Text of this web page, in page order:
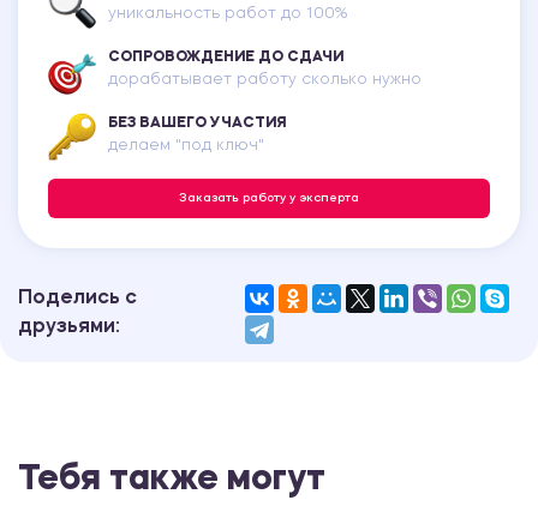
уникальность работ до 100%
СОПРОВОЖДЕНИЕ ДО СДАЧИ
дорабатывает работу сколько нужно
БЕЗ ВАШЕГО УЧАСТИЯ
делаем "под ключ"
Заказать работу у эксперта
Поделись с
друзьями:
Тебя также могут